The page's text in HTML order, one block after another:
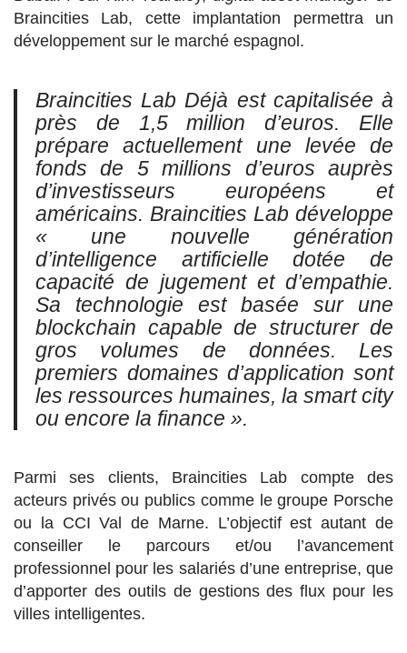
Braincities Lab, cette implantation permettra un
développement sur le marché espagnol.
Braincities Lab Déjà est capitalisée à
près de 1,5 million d’euros. Elle
prépare actuellement une levée de
fonds de 5 millions d’euros auprès
d’investisseurs européens et
américains. Braincities Lab développe
« une nouvelle génération
d’intelligence artificielle dotée de
capacité de jugement et d’empathie.
Sa technologie est basée sur une
blockchain capable de structurer de
gros volumes de données. Les
premiers domaines d’application sont
les ressources humaines, la smart city
ou encore la finance ».
Parmi ses clients, Braincities Lab compte des
acteurs privés ou publics comme le groupe Porsche
ou la CCI Val de Marne. L’objectif est autant de
conseiller le parcours et/ou l’avancement
professionnel pour les salariés d’une entreprise, que
d’apporter des outils de gestions des flux pour les
villes intelligentes.